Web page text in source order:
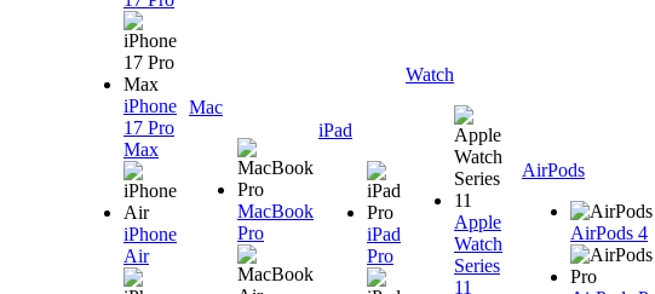
iPhone
17 Pro
Max
iPhone
Air
Mac
MacBook
Pro
iPad
iPad
Pro
Watch
Apple
Watch
Series
11
AirPods
AirPods 4